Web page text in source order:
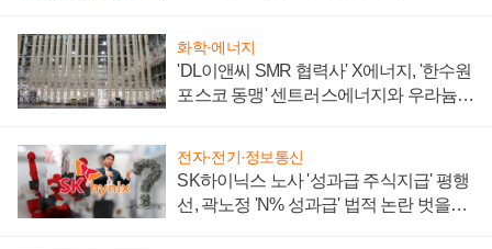
화학·에너지
'DL이앤씨 SMR 협력사' X에너지, '한수원
포스코 동맹' 센트러스에너지와 우라늄
전자·전기·정보통신
SK하이닉스 노사 '성과급 주식지급' 평행
선, 곽노정 'N% 성과급' 법적 논란 벗을지